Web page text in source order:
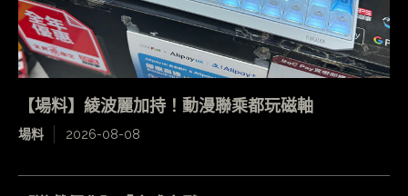
【場料】綾波麗加持！動漫聯乘都玩磁軸
場料 2026-08-08